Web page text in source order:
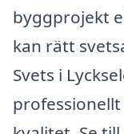
byggprojekt
kan rätt
Svets i